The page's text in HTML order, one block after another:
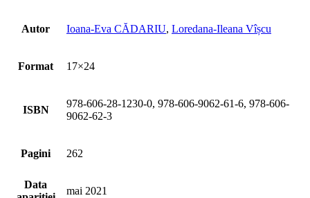
Autor Ioana-Eva CĂDARIU, Loredana-Ileana Vîșcu
Format 17×24
ISBN
978-606-28-1230-0, 978-606-9062-61-6, 978-606-
9062-62-3
Pagini 262
Data
mai 2021